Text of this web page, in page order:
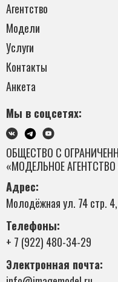
Агентство
Модели
Услуги
Контакты
Анкета
Мы в соцсетях:
ОБЩЕСТВО С
«МОДЕЛЬНОЕ
Адрес:
Молодёжная ул. 74 стр.
Телефоны:
+ 7 (922) 480-34-29
Электронная почта: